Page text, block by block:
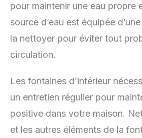
pour maintenir une eau propre
source d’eau est équipée
la nettoyer pour éviter tout
circulation.
Les fontaines d’intérieur
un entretien régulier pour
positive dans votre maison.
et les autres éléments de la